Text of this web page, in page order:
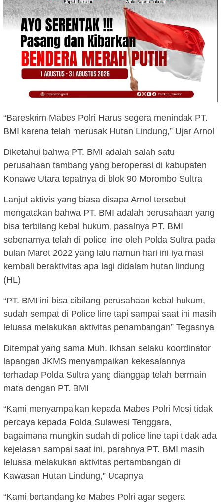
“Bareskrim Mabes Polri Harus segera menindak PT.
BMI karena telah merusak Hutan Lindung,” Ujar Arnol
Diketahui bahwa PT. BMI adalah salah satu
perusahaan tambang yang beroperasi di kabupaten
Konawe Utara tepatnya di blok 90 Morombo Sultra
Lanjut aktivis yang biasa disapa Arnol tersebut
mengatakan bahwa PT. BMI adalah perusahaan yang
bisa terbilang kebal hukum, pasalnya PT. BMI
sebenarnya telah di police line oleh Polda Sultra pada
bulan Maret 2022 yang lalu namun hari ini iya masi
kembali beraktivitas apa lagi didalam hutan lindung
(HL)
“PT. BMI ini bisa dibilang perusahaan kebal hukum,
sudah sempat di Police line tapi sampai saat ini masih
leluasa melakukan aktivitas penambangan” Tegasnya
Ditempat yang sama Muh. Ikhsan selaku koordinator
lapangan JKMS menyampaikan kekesalannya
terhadap Polda Sultra yang dianggap telah bermain
mata dengan PT. BMI
“Kami menyampaikan kepada Mabes Polri Mosi tidak
percaya kepada Polda Sulawesi Tenggara,
bagaimana mungkin sudah di police line tapi tidak ada
kejelasan sampai saat ini, parahnya PT. BMI masih
leluasa melakukan aktivitas pertambangan di
Kawasan Hutan Lindung,” Ucapnya
“Kami bertandang ke Mabes Polri agar segera